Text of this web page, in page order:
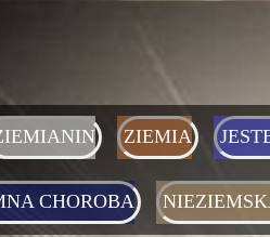
ZIEMIA
CHOROBA